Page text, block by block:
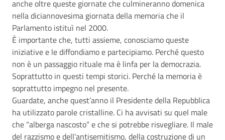
anche oltre queste giornate che culmineranno domenica
nella diciannovesima giornata della memoria che il
Parlamento istituì nel 2000.
È importante che, tutti assieme, conosciamo queste
iniziative e le diffondiamo e partecipiamo. Perché questo
non è un passaggio rituale ma è linfa per la democrazia.
Soprattutto in questi tempi storici. Perché la memoria è
soprattutto impegno nel presente.
Guardate, anche quest’anno il Presidente della Repubblica
ha utilizzato parole cristalline. Ci ha avvisati su quel male
che “alberga nascosto” e che si potrebbe risvegliare. Il male
del razzismo e dell’antisemitismo, della costruzione di un